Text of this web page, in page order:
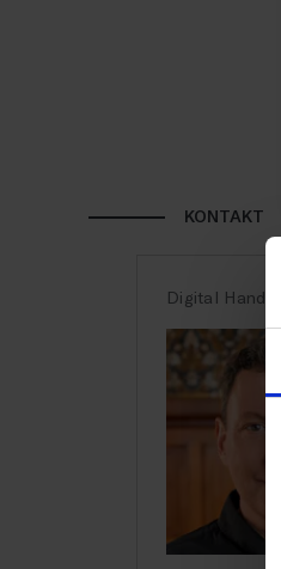
KONTAKT
Digital Handel